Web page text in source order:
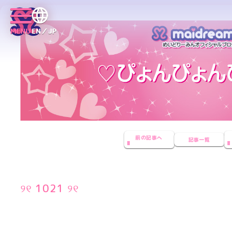
MENUEN／JP
前の記事へ 記事一覧
୨୧ 1021 ୨୧